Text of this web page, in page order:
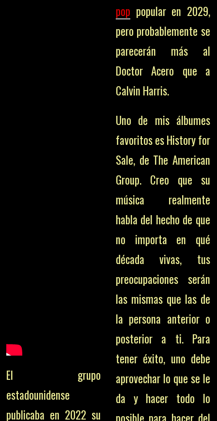
El grupo
estadounidense
publicaba en 2022 su
pop popular en 2029,
pero probablemente se
parecerán más al
Doctor Acero que a
Calvin Harris.
Uno de mis álbumes
favoritos es History for
Sale, de The American
Group. Creo que su
música realmente
habla del hecho de que
no importa en qué
década vivas, tus
preocupaciones serán
las mismas que las de
la persona anterior o
posterior a ti. Para
tener éxito, uno debe
aprovechar lo que se le
da y hacer todo lo